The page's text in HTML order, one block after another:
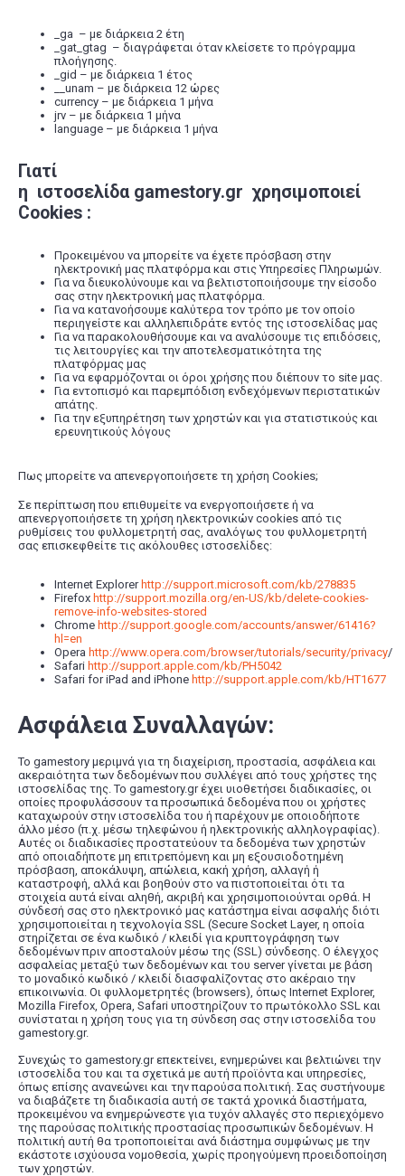
_ga – με διάρκεια 2 έτη
_gat_gtag – διαγράφεται όταν κλείσετε το πρόγραμμα
πλοήγησης.
_gid – με διάρκεια 1 έτος
__unam – με διάρκεια 12 ώρες
currency – με διάρκεια 1 μήνα
jrv – με διάρκεια 1 μήνα
language – με διάρκεια 1 μήνα
Γιατί
η ιστοσελίδα gamestory.gr χρησιμοποιεί
Cookies :
Προκειμένου να μπορείτε να έχετε πρόσβαση στην
ηλεκτρονική μας πλατφόρμα και στις Υπηρεσίες Πληρωμών.
Για να διευκολύνουμε και να βελτιστοποιήσουμε την είσοδο
σας στην ηλεκτρονική μας πλατφόρμα.
Για να κατανοήσουμε καλύτερα τον τρόπο με τον οποίο
περιηγείστε και αλληλεπιδράτε εντός της ιστοσελίδας μας
Για να παρακολουθήσουμε και να αναλύσουμε τις επιδόσεις,
τις λειτουργίες και την αποτελεσματικότητα της
πλατφόρμας μας
Για να εφαρμόζονται οι όροι χρήσης που διέπουν το site μας.
Για εντοπισμό και παρεμπόδιση ενδεχόμενων περιστατικών
απάτης.
Για την εξυπηρέτηση των χρηστών και για στατιστικούς και
ερευνητικούς λόγους
Πως μπορείτε να απενεργοποιήσετε τη χρήση Cookies;
Σε περίπτωση που επιθυμείτε να ενεργοποιήσετε ή να
απενεργοποιήσετε τη χρήση ηλεκτρονικών cookies από τις
ρυθμίσεις του φυλλομετρητή σας, αναλόγως του φυλλομετρητή
σας επισκεφθείτε τις ακόλουθες ιστοσελίδες:
Internet Explorer http://support.microsoft.com/kb/278835
Firefox http://support.mozilla.org/en-US/kb/delete-cookies-
remove-info-websites-stored
Chrome http://support.google.com/accounts/answer/61416?
hl=en
Opera http://www.opera.com/browser/tutorials/security/privacy/
Safari http://support.apple.com/kb/PH5042
Safari for iPad and iPhone http://support.apple.com/kb/HT1677
Ασφάλεια Συναλλαγών:
To gamestory μεριμνά για τη διαχείριση, προστασία, ασφάλεια και
ακεραιότητα των δεδομένων που συλλέγει από τους χρήστες της
ιστοσελίδας της. Το gamestory.gr έχει υιοθετήσει διαδικασίες, οι
οποίες προφυλάσσουν τα προσωπικά δεδομένα που οι χρήστες
καταχωρούν στην ιστοσελίδα του ή παρέχουν με οποιοδήποτε
άλλο μέσο (π.χ. μέσω τηλεφώνου ή ηλεκτρονικής αλληλογραφίας).
Αυτές οι διαδικασίες προστατεύουν τα δεδομένα των χρηστών
από οποιαδήποτε μη επιτρεπόμενη και μη εξουσιοδοτημένη
πρόσβαση, αποκάλυψη, απώλεια, κακή χρήση, αλλαγή ή
καταστροφή, αλλά και βοηθούν στο να πιστοποιείται ότι τα
στοιχεία αυτά είναι αληθή, ακριβή και χρησιμοποιούνται ορθά. Η
σύνδεσή σας στο ηλεκτρονικό μας κατάστημα είναι ασφαλής διότι
χρησιμοποιείται η τεχνολογία SSL (Secure Socket Layer, η οποία
στηρίζεται σε ένα κωδικό / κλειδί για κρυπτογράφηση των
δεδομένων πριν αποσταλούν μέσω της (SSL) σύνδεσης. Ο έλεγχος
ασφαλείας μεταξύ των δεδομένων και του server γίνεται με βάση
το μοναδικό κωδικό / κλειδί διασφαλίζοντας στο ακέραιο την
επικοινωνία. Οι φυλλομετρητές (browsers), όπως Internet Explorer,
Mozilla Firefox, Opera, Safari υποστηρίζουν το πρωτόκολλο SSL και
συνίσταται η χρήση τους για τη σύνδεση σας στην ιστοσελίδα του
gamestory.gr.
Συνεχώς το gamestory.gr επεκτείνει, ενημερώνει και βελτιώνει την
ιστοσελίδα του και τα σχετικά με αυτή προϊόντα και υπηρεσίες,
όπως επίσης ανανεώνει και την παρούσα πολιτική. Σας συστήνουμε
να διαβάζετε τη διαδικασία αυτή σε τακτά χρονικά διαστήματα,
προκειμένου να ενημερώνεστε για τυχόν αλλαγές στο περιεχόμενο
της παρούσας πολιτικής προστασίας προσωπικών δεδομένων. Η
πολιτική αυτή θα τροποποιείται ανά διάστημα συμφώνως με την
εκάστοτε ισχύουσα νομοθεσία, χωρίς προηγούμενη προειδοποίηση
των χρηστών.